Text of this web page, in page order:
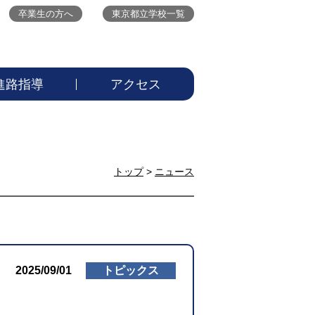
路指導 アクセス
卒業生の方へ 東京都立学校一覧
トップ> ニュース
2025/09/01 トピックス